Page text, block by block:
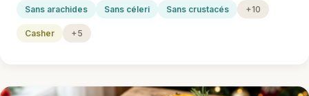
Sans arachides Sans céleri Sans crustacés +10
Casher +5